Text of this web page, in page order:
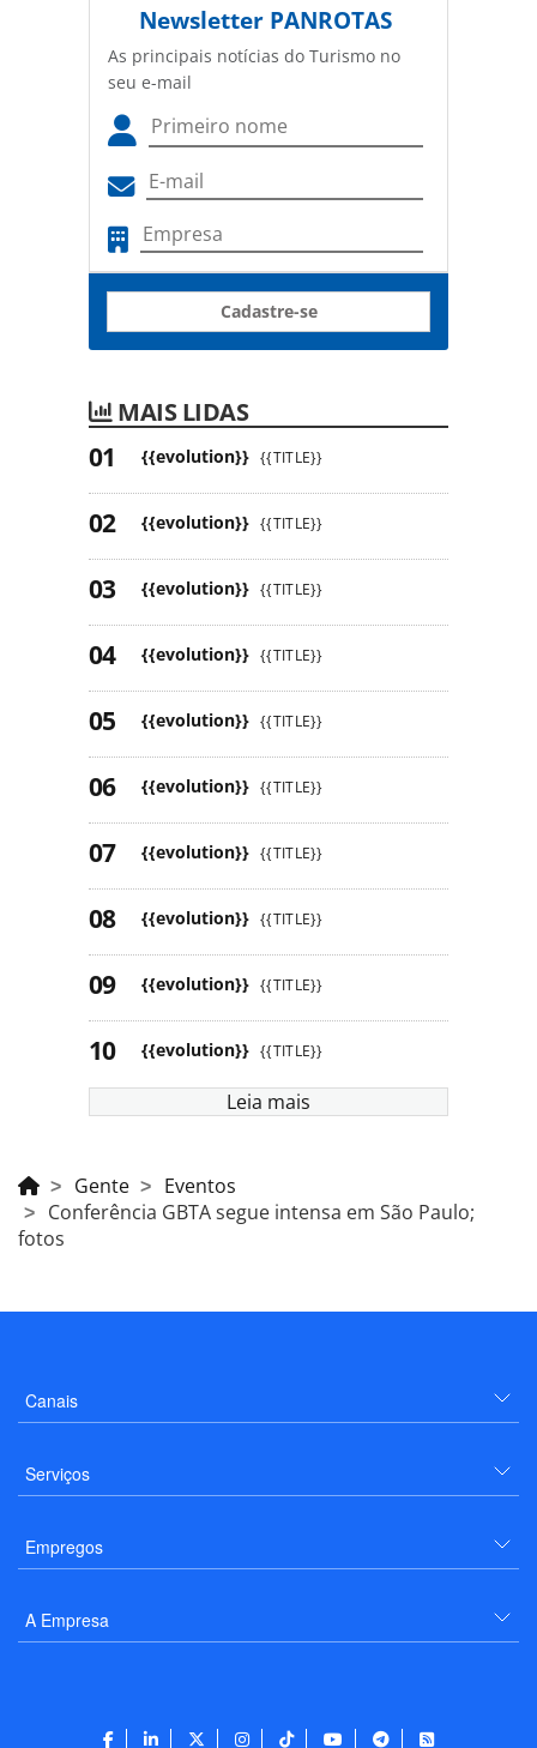
Newsletter PANROTAS
As principais notícias do Turismo no
seu e-mail
Cadastre-se
MAIS LIDAS
{{evolution}} {{TITLE}}
{{evolution}} {{TITLE}}
{{evolution}} {{TITLE}}
{{evolution}} {{TITLE}}
{{evolution}} {{TITLE}}
{{evolution}} {{TITLE}}
{{evolution}} {{TITLE}}
{{evolution}} {{TITLE}}
{{evolution}} {{TITLE}}
{{evolution}} {{TITLE}}
Leia mais
Gente
Eventos
Conferência GBTA segue intensa em São Paulo;
fotos
Canais
Serviços
Empregos
A Empresa